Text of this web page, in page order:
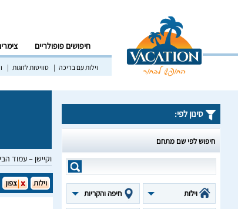
חיפושים פופולריים
וילות עם בריכה סוויטות לזוגות
וקיישן – עמוד
סינון לפי:
חיפוש לפי שם מתחם
וילות חיפה והקריות
וילות צפון